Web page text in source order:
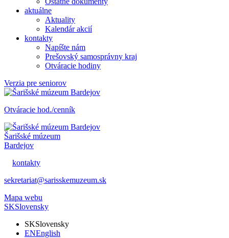
aktuálne
Aktuality
Kalendár akcií
kontakty
Napíšte nám
Prešovský samosprávny kraj
Otváracie hodiny
Verzia pre seniorov
Otváracie hod./cenník
Šarišské múzeum
Bardejov
kontakty
sekretariat@sarisskemuzeum.sk
Mapa webu
SKSlovensky
SKSlovensky
ENEnglish